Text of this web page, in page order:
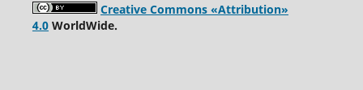
Creative Commons «Attribution»
4.0WorldWide.